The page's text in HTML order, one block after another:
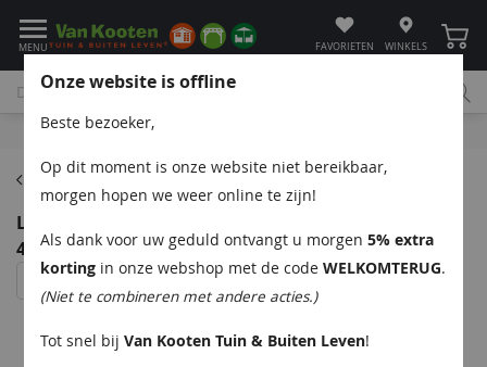
MENU FAVORIETEN WINKELS
Bel
Douglas planken
Lariks/Douglas ligger onbehandeld (gedroogd)
4,5x16x300 cm
Onze website is offline
Beste bezoeker,
Op dit moment is onze website niet bereikbaar,
morgen hopen we weer online te zijn!
Als dank voor uw geduld ontvangt u morgen5% extra
korting in onze webshop met de codeWELKOMTERUG.
(Niet te combineren met andere acties.)
Tot snel bijVan Kooten Tuin & Buiten Leven!